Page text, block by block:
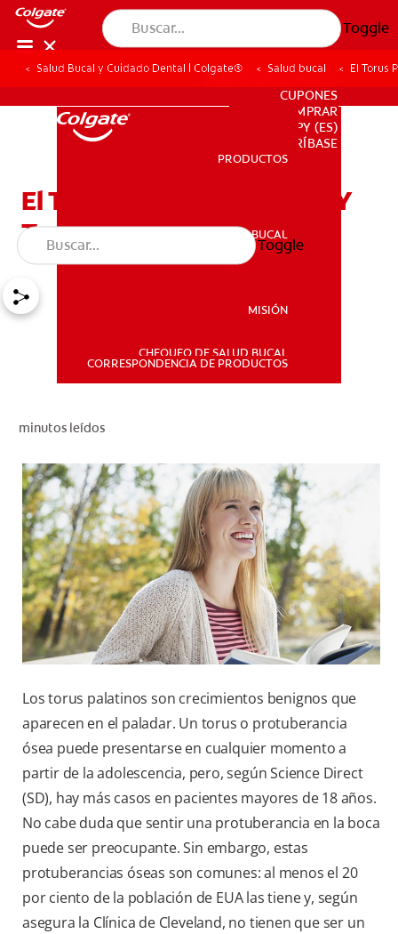
Toggle
PRODUCTOS
SALUD BUCAL
PARA PROFESIONALES
CUPONES
DONDE COMPRAR
PY (ES)
PARA PROFESIONALES
CUPONES
DONDE COMPRAR
PY (ES)
SUSCRÍBASE
PRODUCTOS
SALUD BUCAL
MISIÓN
CHEQUEO DE SALUD BUCAL
CORRESPONDENCIA DE PRODUCTOS
Toggle
Salud Bucal y Cuidado Dental | Colgate® Salud bucal El Torus
El Torus Palatino: Causas Y
Tratamiento
minutos leídos
Los torus palatinos son crecimientos benignos que
aparecen en el paladar. Un torus o protuberancia
ósea puede presentarse en cualquier momento a
partir de la adolescencia, pero, según Science Direct
(SD), hay más casos en pacientes mayores de 18 años.
No cabe duda que sentir una protuberancia en la boca
puede ser preocupante. Sin embargo, estas
protuberancias óseas son comunes: al menos el 20
por ciento de la población de EUA las tiene y, según
asegura la Clínica de Cleveland, no tienen que ser un